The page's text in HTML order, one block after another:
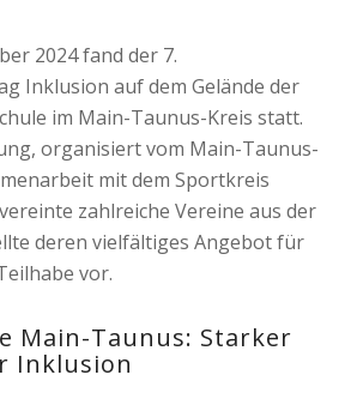
2024 fand der 7.
Inklusion auf dem Gelände der
im Main-Taunus-Kreis statt.
organisiert vom Main-Taunus-
mit dem Sportkreis
zahlreiche Vereine aus der
deren vielfältiges Angebot für
vor.
Main-Taunus: Starker
Inklusion